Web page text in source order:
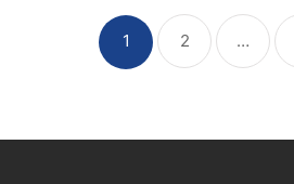
1 2 …